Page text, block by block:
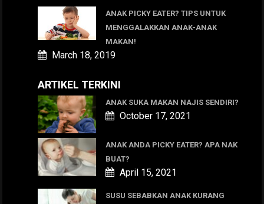
ANAK PICKY EATER? TIPS UNTUK
MENGGALAKKAN ANAK-ANAK
MAKAN!
March 18, 2019
ARTIKEL TERKINI
ANAK SUKA MAKAN NAJIS SENDIRI?
October 17, 2021
ANAK ANDA PICKY EATER? APA NAK
BUAT?
April 15, 2021
SUSU SEBABKAN ANAK KURANG